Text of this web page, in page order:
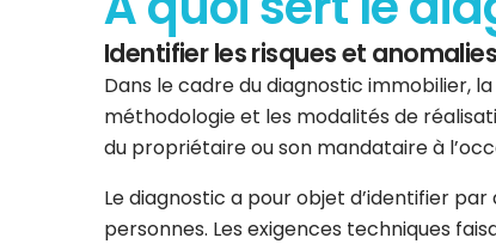
Identifier les risques et
Dans le cadre du diagnostic immobilier,
méthodologie et les modalités de
du propriétaire ou son mandataire à
Le diagnostic a pour objet d’identifier
personnes. Les exigences techniques